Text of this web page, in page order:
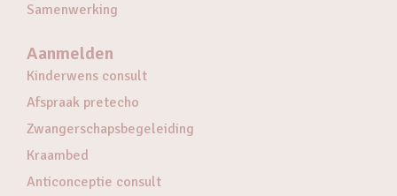
Samenwerking
Aanmelden
Kinderwens consult
Afspraak pretecho
Zwangerschapsbegeleiding
Kraambed
Anticonceptie consult